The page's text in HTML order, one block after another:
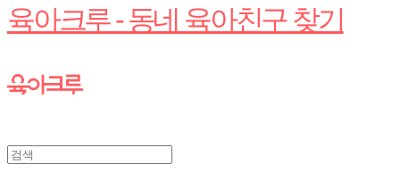
육아크루 - 동네 육아친구 찾기